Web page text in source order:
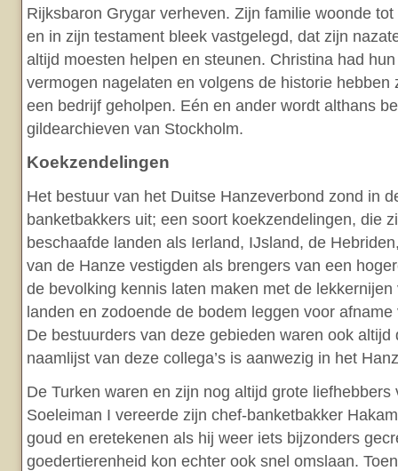
Rijksbaron Grygar verheven. Zijn familie woonde
en in zijn testament bleek vastgelegd, dat zijn
altijd moesten helpen en steunen. Christina had
vermogen nagelaten en volgens de historie hebben
een bedrijf geholpen. Eén en ander wordt althans
gildearchieven van Stockholm.
Koekzendelingen
Het bestuur van het Duitse Hanzeverbond zond in
banketbakkers uit; een soort koekzendelingen, die
beschaafde landen als Ierland, IJsland, de
van de Hanze vestigden als brengers van een
de bevolking kennis laten maken met de
landen en zodoende de bodem leggen voor
De bestuurders van deze gebieden waren ook altijd
naamlijst van deze collega’s is aanwezig in het
De Turken waren en zijn nog altijd grote liefhebbers
Soeleiman I vereerde zijn chef-banketbakker
goud en eretekenen als hij weer iets bijzonders
goedertierenheid kon echter ook snel omslaan.